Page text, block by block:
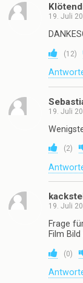
19. Juli
(12)
19. Juli
(2)
19. Juli
Frage
Film
(0)